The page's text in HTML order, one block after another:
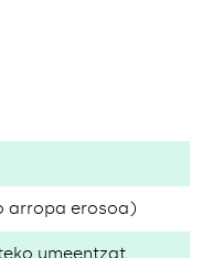
arropa erosoa)
umeentzat